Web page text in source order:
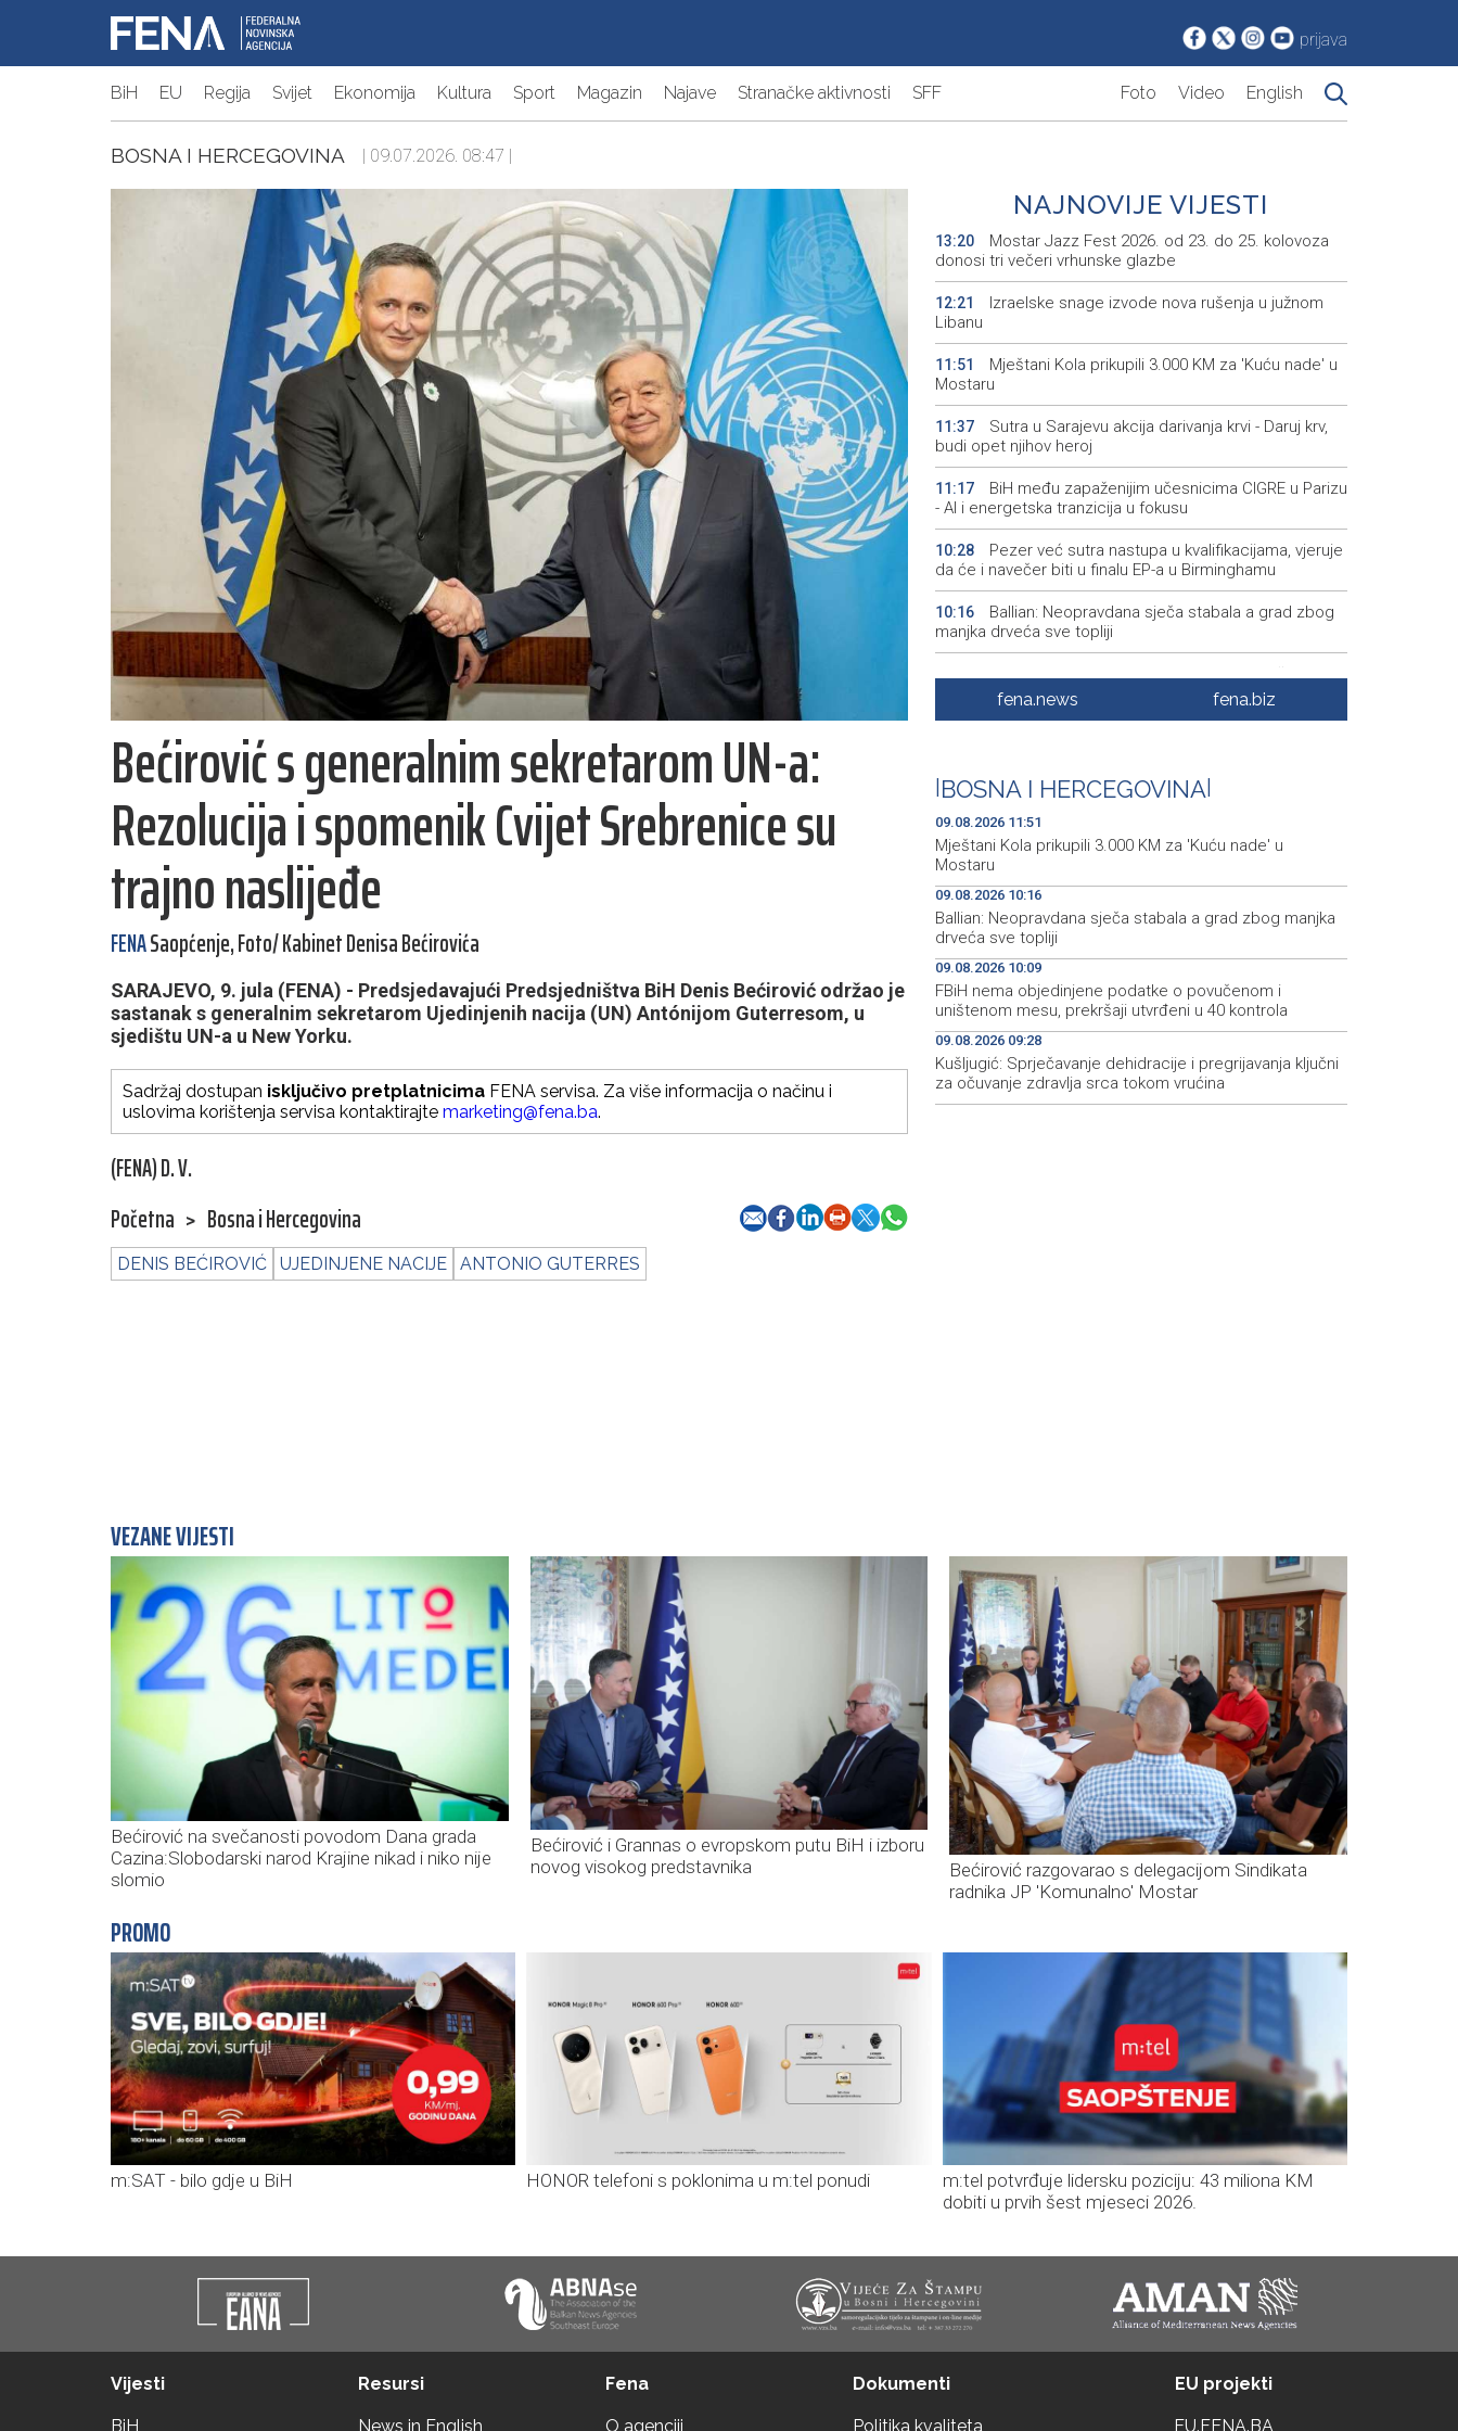
prijava
BiH EU Regija Svijet Ekonomija Kultura Sport Magazin Najave Stranačke aktivnosti SFF Foto Video English
BOSNA I HERCEGOVINA | 09.07.2026. 08:47 |
Bećirović s generalnim sekretarom UN-a:
Rezolucija i spomenik Cvijet Srebrenice su
trajno naslijeđe
FENASaopćenje, Foto/ Kabinet Denisa Bećirovića
SARAJEVO, 9. jula (FENA) - Predsjedavajući Predsjedništva BiH Denis Bećirović održao je
sastanak s generalnim sekretarom Ujedinjenih nacija (UN) Antónijom Guterresom, u
sjedištu UN-a u New Yorku.
Sadržaj dostupan isključivo pretplatnicima FENA servisa. Za više informacija o načinu i
uslovima korištenja servisa kontaktirajte marketing@fena.ba.
(FENA) D. V.
Početna > Bosna i Hercegovina
DENIS BEĆIROVIĆ UJEDINJENE NACIJE ANTONIO GUTERRES
NAJNOVIJE VIJESTI
13:20
Mostar Jazz Fest 2026. od 23. do 25. kolovoza
donosi tri večeri vrhunske glazbe
12:21
Izraelske snage izvode nova rušenja u južnom
Libanu
11:51
Mještani Kola prikupili 3.000 KM za 'Kuću nade' u
Mostaru
11:37
Sutra u Sarajevu akcija darivanja krvi - Daruj krv,
budi opet njihov heroj
11:17
BiH među zapaženijim učesnicima CIGRE u Parizu
- AI i energetska tranzicija u fokusu
10:28
Pezer već sutra nastupa u kvalifikacijama, vjeruje
da će i navečer biti u finalu EP-a u Birminghamu
10:16
Ballian: Neopravdana sječa stabala a grad zbog
manjka drveća sve topliji
FBiH nema objedinjene podatke o povučenom i
uništenom mesu, prekršaji utvrđeni u 40 kontrola
09:28
Kušljugić: Sprječavanje dehidracije i pregrijavanja
ključni za očuvanje zdravlja srca tokom vrućina
fena.news fena.biz
BOSNA I HERCEGOVINA
09.08.2026 11:51
Mještani Kola prikupili 3.000 KM za 'Kuću nade' u
Mostaru
09.08.2026 10:16
Ballian: Neopravdana sječa stabala a grad zbog manjka
drveća sve topliji
09.08.2026 10:09
FBiH nema objedinjene podatke o povučenom i
uništenom mesu, prekršaji utvrđeni u 40 kontrola
09.08.2026 09:28
Kušljugić: Sprječavanje dehidracije i pregrijavanja ključni
za očuvanje zdravlja srca tokom vrućina
VEZANE VIJESTI
Bećirović na svečanosti povodom Dana grada
Cazina:Slobodarski narod Krajine nikad i niko nije
slomio
Bećirović i Grannas o evropskom putu BiH i izboru
novog visokog predstavnika
Bećirović razgovarao s delegacijom Sindikata
radnika JP 'Komunalno' Mostar
PROMO
m:SAT - bilo gdje u BiH HONOR telefoni s poklonima u m:tel ponudi
m:tel potvrđuje lidersku poziciju: 43 miliona KM
dobiti u prvih šest mjeseci 2026.
Vijesti
BiH
Resursi
News in English
Fena
O agenciji
Dokumenti
Politika kvaliteta
EU projekti
EU.FENA.BA